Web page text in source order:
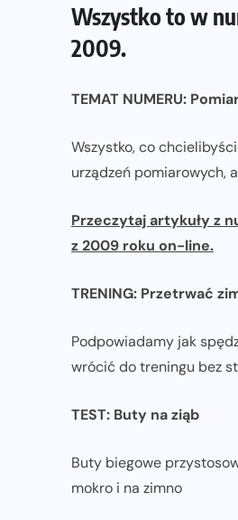
Wszystko to w
2009.
TEMAT NUMERU:
Wszystko, co
urządzeń pomiarowych,
Przeczytaj artykuły z
z 2009 roku on-line.
TRENING: Przetrwać
Podpowiadamy jak
wrócić do treningu bez
TEST: Buty na ziąb
Buty biegowe
mokro i na zimno